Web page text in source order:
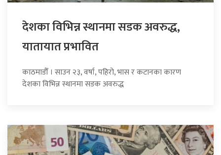
देशका विभिन्न स्थानमा सडक अवरुद्ध,
यातायात प्रभावित
काठमाडौँ । साउन २३, वर्षा, पहिरो, भास र कटानका कारण
देशका विभिन्न स्थानमा सडक अवरुद्ध